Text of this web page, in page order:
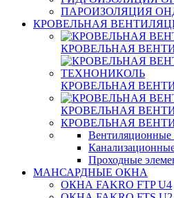
ПАРОИЗОЛЯЦИЯ
КРОВЕЛЬНАЯ
КРОВЕЛЬНАЯ
КРОВЕЛЬНАЯ
КРОВЕЛЬНАЯ
КРОВЕЛЬНАЯ
Проходные
МАНСАРДНЫЕ ОКНА
ОКНА FAKRO FTP U4